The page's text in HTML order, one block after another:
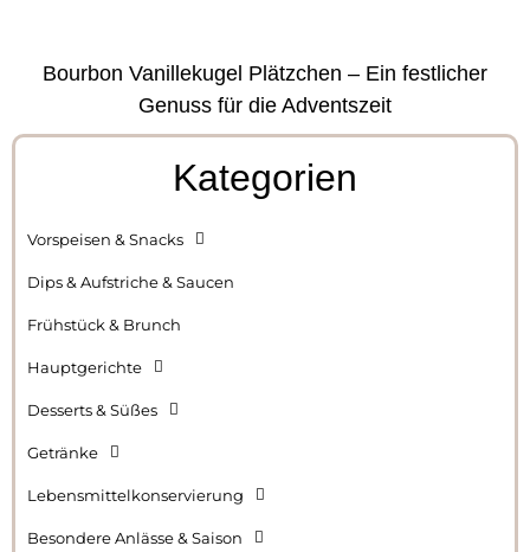
Bourbon Vanillekugel Plätzchen – Ein festlicher
Genuss für die Adventszeit
Kategorien
Vorspeisen & Snacks
Dips & Aufstriche & Saucen
Frühstück & Brunch
Hauptgerichte
Desserts & Süßes
Getränke
Lebensmittelkonservierung
Besondere Anlässe & Saison